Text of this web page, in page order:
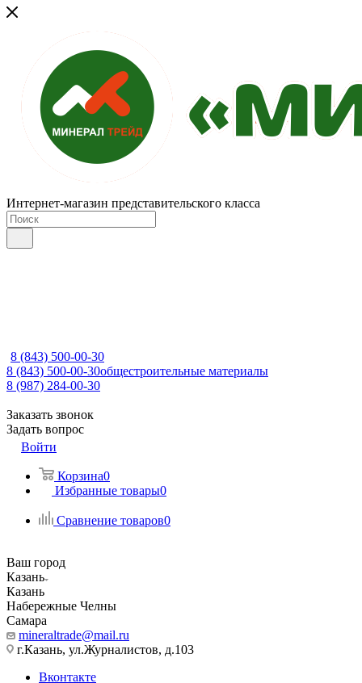
Интернет-магазин представительского класса
8 (843) 500-00-30
8 (843) 500-00-30общестроительные материалы
8 (987) 284-00-30
Заказать звонок
Задать вопрос
Войти
Корзина0
Избранные товары0
Сравнение товаров0
Ваш город
Казань
Казань
Набережные Челны
Самара
mineraltrade@mail.ru
г.Казань, ул.Журналистов, д.103
Вконтакте